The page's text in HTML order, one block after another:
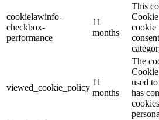
cookielawinfo-
checkbox-
performance
11
months
This
cookie
viewed_cookie_policy
11
months
The
used
has